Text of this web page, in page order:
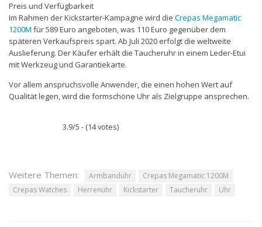
Preis und Verfügbarkeit
Im Rahmen der Kickstarter-Kampagne wird die Crepas Megamatic
1200M für 589 Euro angeboten, was 110 Euro gegenüber dem
späteren Verkaufspreis spart. Ab Juli 2020 erfolgt die weltweite
Auslieferung. Der Käufer erhält die Taucheruhr in einem Leder-Etui
mit Werkzeug und Garantiekarte.
Vor allem anspruchsvolle Anwender, die einen hohen Wert auf
Qualität legen, wird die formschöne Uhr als Zielgruppe ansprechen.
3.9/5 - (14 votes)
Weitere Themen: Armbanduhr
Crepas Megamatic 1200M
Crepas Watches
Herrenuhr Kickstarter Taucheruhr Uhr